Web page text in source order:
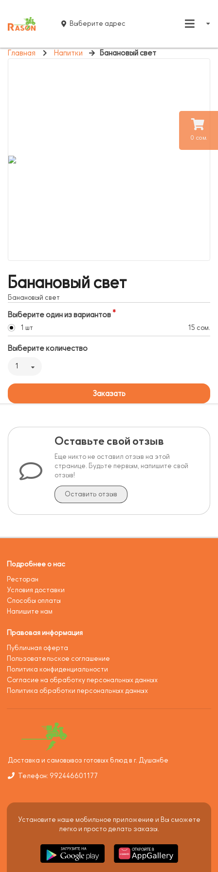
0 сом.
Выберите адрес
Главная Напитки Банановый свет
Банановый свет
Банановый свет
Выберите один из вариантов
1 шт 15 сом.
Выберите количество
1
Заказать
Оставьте свой отзыв
Еще никто не оставил отзыв на этой
странице. Будьте первым, напишите свой
отзыв!
Оставить отзыв
Подробнее о нас
Ресторан
Условия доставки
Способы оплаты
Напишите нам
Правовая информация
Публичная оферта
Пользовательское соглашение
Политика конфиденциальности
Согласие на обработку персональных данных
Политика обработки персональных данных
Доставка и самовывоз готовых блюд в г. Душанбе
Телефон: 992446601177
Установите наше мобильное приложение и Вы сможете
легко и просто делать заказы.